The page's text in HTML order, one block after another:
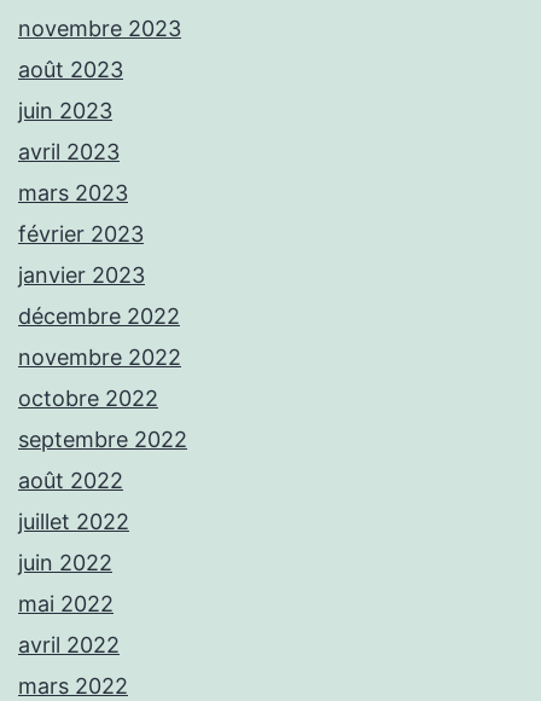
novembre 2023
août 2023
juin 2023
avril 2023
mars 2023
février 2023
janvier 2023
décembre 2022
novembre 2022
octobre 2022
septembre 2022
août 2022
juillet 2022
juin 2022
mai 2022
avril 2022
mars 2022